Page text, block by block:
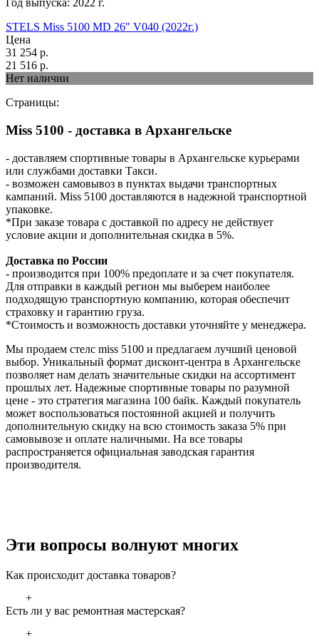
Год выпуска: 2022 г.
STELS Miss 5100 MD 26" V040 (2022г.)
Цена
31 254 р.
21 516 р.
Нет наличии
Страницы:
Miss 5100 - доставка в Архангельске
- доставляем спортивные товары в Архангельске курьерами
или службами доставки Такси.
- возможен самовывоз в пунктах выдачи транспортных
кампаний. Miss 5100 доставляются в надежной транспортной
упаковке.
*При заказе товара с доставкой по адресу не действует
условие акции и дополнительная скидка в 5%.
Доставка по России
- производится при 100% предоплате и за счет покупателя.
Для отправки в каждый регион мы выберем наиболее
подходящую транспортную компанию, которая обеспечит
страховку и гарантию груза.
*Стоимость и возможность доставки уточняйте у менеджера.
Мы продаем стелс miss 5100 и предлагаем лучший ценовой
выбор. Уникальный формат дисконт-центра в Архангельске
позволяет нам делать значительные скидки на ассортимент
прошлых лет. Надежные спортивные товары по разумной
цене - это стратегия магазина 100 байк. Каждый покупатель
может воспользоваться постоянной акцией и получить
дополнительную скидку на всю стоимость заказа 5% при
самовывозе и оплате наличными. На все товары
распространяется официальная заводская гарантия
производителя.
Эти вопросы волнуют многих
Как происходит доставка товаров?
+
Есть ли у вас ремонтная мастерская?
+